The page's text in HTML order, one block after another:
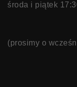
środa i piątek
(prosimy o